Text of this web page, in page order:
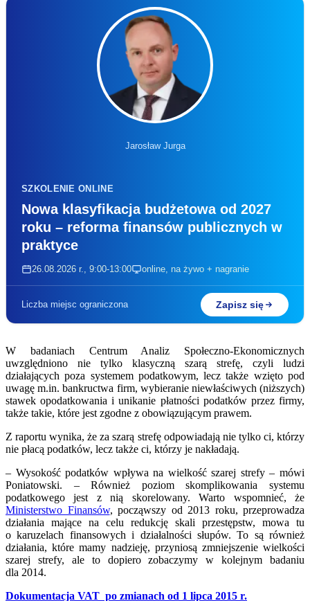
Jarosław Jurga
SZKOLENIE ONLINE
Nowa klasyfikacja budżetowa od 2027
roku – reforma finansów publicznych w
praktyce
26.08.2026 r., 9:00-13:00 online, na żywo + nagranie
Liczba miejsc ograniczona Zapisz się
W badaniach Centrum Analiz Społeczno-Ekonomicznych
uwzględniono nie tylko klasyczną szarą strefę, czyli ludzi
działających poza systemem podatkowym, lecz także wzięto pod
uwagę m.in. bankructwa firm, wybieranie niewłaściwych (niższych)
stawek opodatkowania i unikanie płatności podatków przez firmy,
także takie, które jest zgodne z obowiązującym prawem.
Z raportu wynika, że za szarą strefę odpowiadają nie tylko ci, którzy
nie płacą podatków, lecz także ci, którzy je nakładają.
– Wysokość podatków wpływa na wielkość szarej strefy – mówi
Poniatowski. – Również poziom skomplikowania systemu
podatkowego jest z nią skorelowany. Warto wspomnieć, że
Ministerstwo Finansów, począwszy od 2013 roku, przeprowadza
działania mające na celu redukcję skali przestępstw, mowa tu
o karuzelach finansowych i działalności słupów. To są również
działania, które mamy nadzieję, przyniosą zmniejszenie wielkości
szarej strefy, ale to dopiero zobaczymy w kolejnym badaniu
dla 2014.
Dokumentacja VAT po zmianach od 1 lipca 2015 r.